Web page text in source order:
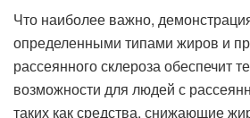
Что наиболее важно,
определенными типами жиров и
рассеянного склероза обеспечит
возможности для людей с
таких как средства, снижающие